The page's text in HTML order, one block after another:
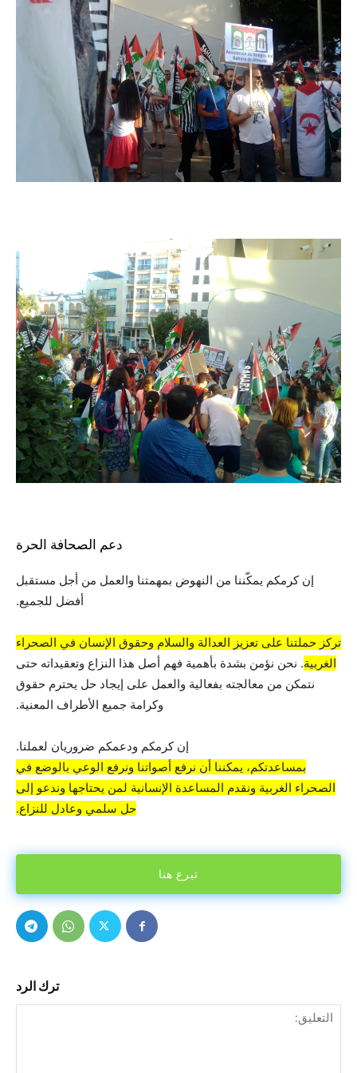
دعم الصحافة الحرة
إن كرمكم يمكّننا من النهوض بمهمتنا والعمل من أجل مستقبل
أفضل للجميع.
تركز حملتنا على تعزيز العدالة والسلام وحقوق الإنسان في الصحراء
الغربية. نحن نؤمن بشدة بأهمية فهم أصل هذا النزاع وتعقيداته حتى
نتمكن من معالجته بفعالية والعمل على إيجاد حل يحترم حقوق
وكرامة جميع الأطراف المعنية.
إن كرمكم ودعمكم ضروريان لعملنا.
بمساعدتكم، يمكننا أن نرفع أصواتنا ونرفع الوعي بالوضع في
الصحراء الغربية ونقدم المساعدة الإنسانية لمن يحتاجها وندعو إلى
حل سلمي وعادل للنزاع.
تبرع هنا
ترك الرد